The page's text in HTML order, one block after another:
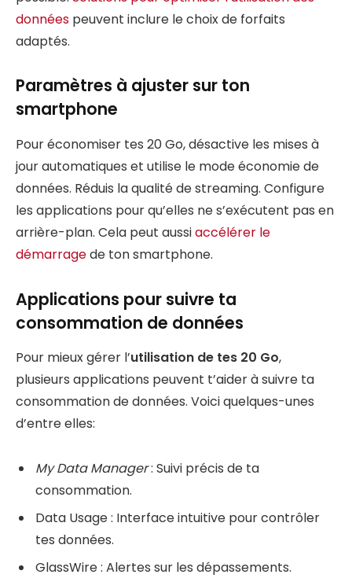
données peuvent inclure le choix de forfaits
adaptés.
Paramètres à ajuster sur ton
smartphone
Pour économiser tes 20 Go, désactive les mises à
jour automatiques et utilise le mode économie de
données. Réduis la qualité de streaming. Configure
les applications pour qu’elles ne s’exécutent pas en
arrière-plan. Cela peut aussiaccélérer le
démarragede ton smartphone.
Applications pour suivre ta
consommation de données
Pour mieux gérer l’utilisation de tes 20 Go,
plusieurs applications peuvent t’aider à suivre ta
consommation de données. Voici quelques-unes
d’entre elles:
My Data Manager: Suivi précis de ta
consommation.
Data Usage : Interface intuitive pour contrôler
tes données.
GlassWire : Alertes sur les dépassements.